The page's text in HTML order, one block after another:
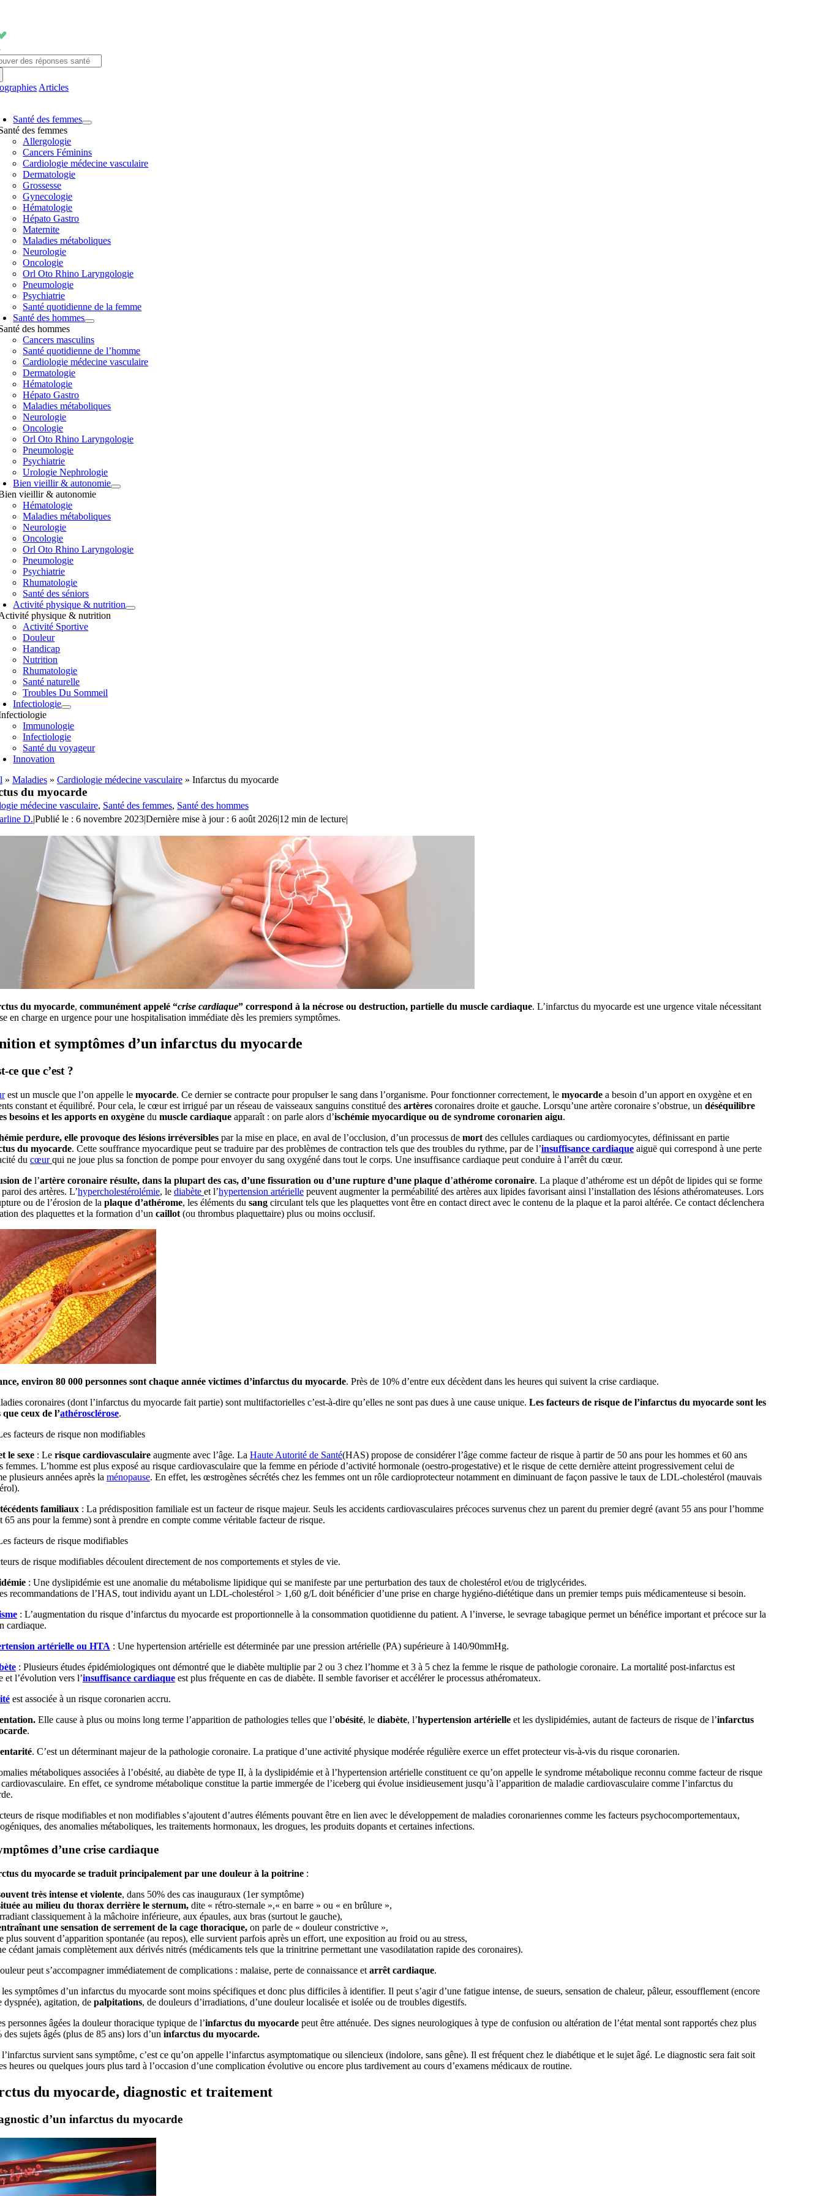
contenu
Articles
Santé des femmes
des femmes
Allergologie
Cancers Féminins
Cardiologie médecine vasculaire
Dermatologie
Grossesse
Gynecologie
Hématologie
Hépato Gastro
Maternite
Maladies métaboliques
Neurologie
Oncologie
Orl Oto Rhino Laryngologie
Pneumologie
Psychiatrie
Santé quotidienne de la femme
Santé des hommes
des hommes
Cancers masculins
Santé quotidienne de l’homme
Cardiologie médecine vasculaire
Dermatologie
Hématologie
Hépato Gastro
Maladies métaboliques
Neurologie
Oncologie
Orl Oto Rhino Laryngologie
Pneumologie
Psychiatrie
Urologie Nephrologie
Bien vieillir & autonomie
vieillir & autonomie
Hématologie
Maladies métaboliques
Neurologie
Oncologie
Orl Oto Rhino Laryngologie
Pneumologie
Psychiatrie
Rhumatologie
Santé des séniors
Activité physique & nutrition
physique & nutrition
Activité Sportive
Douleur
Handicap
Nutrition
Rhumatologie
Santé naturelle
Troubles Du Sommeil
Infectiologie
Immunologie
Infectiologie
Santé du voyageur
Innovation
» Maladies» Cardiologie médecine vasculaire» Infarctus du myocarde
du myocarde
médecine vasculaire, Santé des femmes, Santé des hommes
D.|Publié le : 6 novembre 2023|Dernière mise à jour : 6 août 2026|12 min de lecture|
du myocarde, communément appelé “crise cardiaque” correspond à la nécrose ou destruction, partielle du muscle cardiaque. L’infarctus du myocarde est une urgence vitale nécessitant
en charge en urgence pour une hospitalisation immédiate dès les premiers symptômes.
et symptômes d’un infarctus du myocarde
ce que c’est ?
est un muscle que l’on appelle le myocarde. Ce dernier se contracte pour propulser le sang dans l’organisme. Pour fonctionner correctement, le myocardea besoin d’un apport en oxygène et en
constant et équilibré. Pour cela, le cœur est irrigué par un réseau de vaisseaux sanguins constitué des artèrescoronaires droite et gauche. Lorsqu’une artère coronaire s’obstrue, un déséquilibre
besoins et les apports en oxygène du muscle cardiaqueapparaît : on parle alors d’ischémie myocardique ou de syndrome coronarien aigu.
perdure, elle provoque des lésions irréversibles par la mise en place, en aval de l’occlusion, d’un processus de mort des cellules cardiaques ou cardiomyocytes, définissant en partie
du myocarde. Cette souffrance myocardique peut se traduire par des problèmes de contraction tels que des troubles du rythme, par de l’insuffisance cardiaqueaiguë qui correspond à une perte
du cœurqui ne joue plus sa fonction de pompe pour envoyer du sang oxygéné dans tout le corps. Une insuffisance cardiaque peut conduire à l’arrêt du cœur.
del’artère coronaire résulte, dans la plupart des cas, d’une fissuration ou d’une rupture d’une plaque d’athérome coronaire. La plaque d’athérome est un dépôt de lipides qui se forme
des artères. L’hypercholestérolémie, le diabète et l’hypertension artériellepeuvent augmenter la perméabilité des artères aux lipides favorisant ainsi l’installation des lésions athéromateuses. Lors
ou de l’érosion de la plaque d’athérome, les éléments du sangcirculant tels que les plaquettes vont être en contact direct avec le contenu de la plaque et la paroi altérée. Ce contact déclenchera
des plaquettes et la formation d’un caillot(ou thrombus plaquettaire) plus ou moins occlusif.
environ 80 000 personnes sont chaque année victimes d’infarctus du myocarde. Près de 10% d’entre eux décèdent dans les heures qui suivent la crise cardiaque.
coronaires (dont l’infarctus du myocarde fait partie) sont multifactorielles c’est-à-dire qu’elles ne sont pas dues à une cause unique. Les facteurs de risque de l’infarctus du myocarde sont les
que ceux de l’athérosclérose.
facteurs de risque non modifiables
le sexe: Le risque cardiovasculaireaugmente avec l’âge. La Haute Autorité de Santé(HAS) propose de considérer l’âge comme facteur de risque à partir de 50 ans pour les hommes et 60 ans
femmes. L’homme est plus exposé au risque cardiovasculaire que la femme en période d’activité hormonale (oestro-progestative) et le risque de cette dernière atteint progressivement celui de
plusieurs années après la ménopause. En effet, les œstrogènes sécrétés chez les femmes ont un rôle cardioprotecteur notamment en diminuant de façon passive le taux de LDL-cholestérol (mauvais
familiaux: La prédisposition familiale est un facteur de risque majeur. Seuls les accidents cardiovasculaires précoces survenus chez un parent du premier degré (avant 55 ans pour l’homme
65 ans pour la femme) sont à prendre en compte comme véritable facteur de risque.
facteurs de risque modifiables
de risque modifiables découlent directement de nos comportements et styles de vie.
: Une dyslipidémie est une anomalie du métabolisme lipidique qui se manifeste par une perturbation des taux de cholestérol et/ou de triglycérides.
recommandations de l’HAS, tout individu ayant un LDL-cholestérol > 1,60 g/L doit bénéficier d’une prise en charge hygiéno-diététique dans un premier temps puis médicamenteuse si besoin.
: L’augmentation du risque d’infarctus du myocarde est proportionnelle à la consommation quotidienne du patient. A l’inverse, le sevrage tabagique permet un bénéfice important et précoce sur la
cardiaque.
artérielle ou HTA : Une hypertension artérielle est déterminée par une pression artérielle (PA) supérieure à 140/90mmHg.
: Plusieurs études épidémiologiques ont démontré que le diabète multiplie par 2 ou 3 chez l’homme et 3 à 5 chez la femme le risque de pathologie coronaire. La mortalité post-infarctus est
et l’évolution vers l’insuffisance cardiaqueest plus fréquente en cas de diabète. Il semble favoriser et accélérer le processus athéromateux.
est associée à un risque coronarien accru.
Elle cause à plus ou moins long terme l’apparition de pathologies telles que l’obésité, le diabète, l’hypertension artérielleet les dyslipidémies, autant de facteurs de risque de l’infarctus
.
. C’est un déterminant majeur de la pathologie coronaire. La pratique d’une activité physique modérée régulière exerce un effet protecteur vis-à-vis du risque coronarien.
métaboliques associées à l’obésité, au diabète de type II, à la dyslipidémie et à l’hypertension artérielle constituent ce qu’on appelle le syndrome métabolique reconnu comme facteur de risque
En effet, ce syndrome métabolique constitue la partie immergée de l’iceberg qui évolue insidieusement jusqu’à l’apparition de maladie cardiovasculaire comme l’infarctus du
de risque modifiables et non modifiables s’ajoutent d’autres éléments pouvant être en lien avec le développement de maladies coronariennes comme les facteurs psychocomportementaux,
des anomalies métaboliques, les traitements hormonaux, les drogues, les produits dopants et certaines infections.
d’une crise cardiaque
du myocarde se traduit principalement par une douleur à la poitrine:
très intense et violente, dans 50% des cas inauguraux (1er symptôme)
au milieu du thorax derrière le sternum, dite « rétro-sternale »,« en barre » ou « en brûlure »,
classiquement à la mâchoire inférieure, aux épaules, aux bras (surtout le gauche),
une sensation de serrement de la cage thoracique,on parle de « douleur constrictive »,
plus souvent d’apparition spontanée (au repos), elle survient parfois après un effort, une exposition au froid ou au stress,
cédant jamais complètement aux dérivés nitrés (médicaments tels que la trinitrine permettant une vasodilatation rapide des coronaires).
peut s’accompagner immédiatement de complications : malaise, perte de connaissance et arrêt cardiaque.
symptômes d’un infarctus du myocarde sont moins spécifiques et donc plus difficiles à identifier. Il peut s’agir d’une fatigue intense, de sueurs, sensation de chaleur, pâleur, essoufflement (encore
dyspnée), agitation, de palpitations, de douleurs d’irradiations, d’une douleur localisée et isolée ou de troubles digestifs.
personnes âgées la douleur thoracique typique de l’infarctus du myocardepeut être atténuée. Des signes neurologiques à type de confusion ou altération de l’état mental sont rapportés chez plus
des sujets âgés (plus de 85 ans) lors d’un infarctus du myocarde.
survient sans symptôme, c’est ce qu’on appelle l’infarctus asymptomatique ou silencieux (indolore, sans gêne). Il est fréquent chez le diabétique et le sujet âgé. Le diagnostic sera fait soit
heures ou quelques jours plus tard à l’occasion d’une complication évolutive ou encore plus tardivement au cours d’examens médicaux de routine.
du myocarde, diagnostic et traitement
d’un infarctus du myocarde